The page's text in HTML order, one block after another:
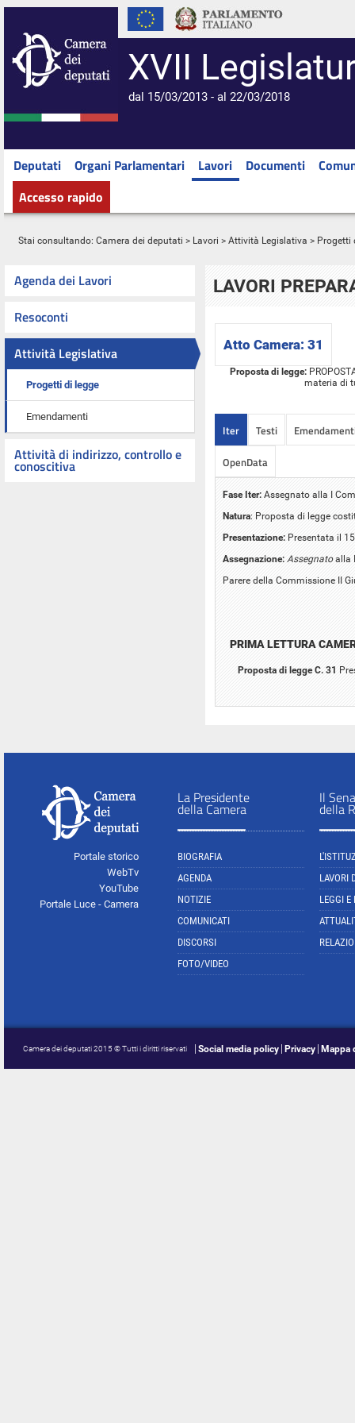
XVII
dal 15/03/2013 - al 22/03/2018
Deputati Organi Parlamentari Lavori Documenti
Accesso rapido
Stai consultando: Camera dei deputati > Lavori > Attività Legislativa > Progetti
Agenda dei Lavori
Resoconti
Attività Legislativa
Progetti di legge
Emendamenti
Attività di indirizzo, controllo e
conoscitiva
LAVORI
Atto Camera: 31
Proposta di legge:
materia di
Iter Testi
OpenData
Fase Iter: Assegnato alla I
Natura: Proposta di legge
Presentazione: Presentata il
Assegnazione: Assegnatoalla
Parere della Commissione II
PRIMA LETTURA
Proposta di legge C. 31
Portale storico
WebTv
YouTube
Portale Luce - Camera
La Presidente
della Camera
BIOGRAFIA
AGENDA
NOTIZIE
COMUNICATI
DISCORSI
FOTO/VIDEO
Il
della
LAVORI
LEGGI E
Camera dei deputati 2015 © Tutti i diritti riservati Social media policy Privacy Mappa